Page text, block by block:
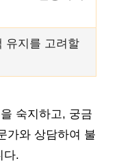
유지를 고려할
숙지하고, 궁금
가와 상담하여 불
다.